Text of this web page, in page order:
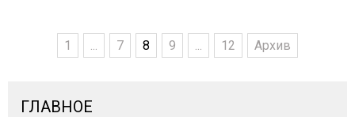
1 ... 7 8 9 ... 12 Архив
ГЛАВНОЕ